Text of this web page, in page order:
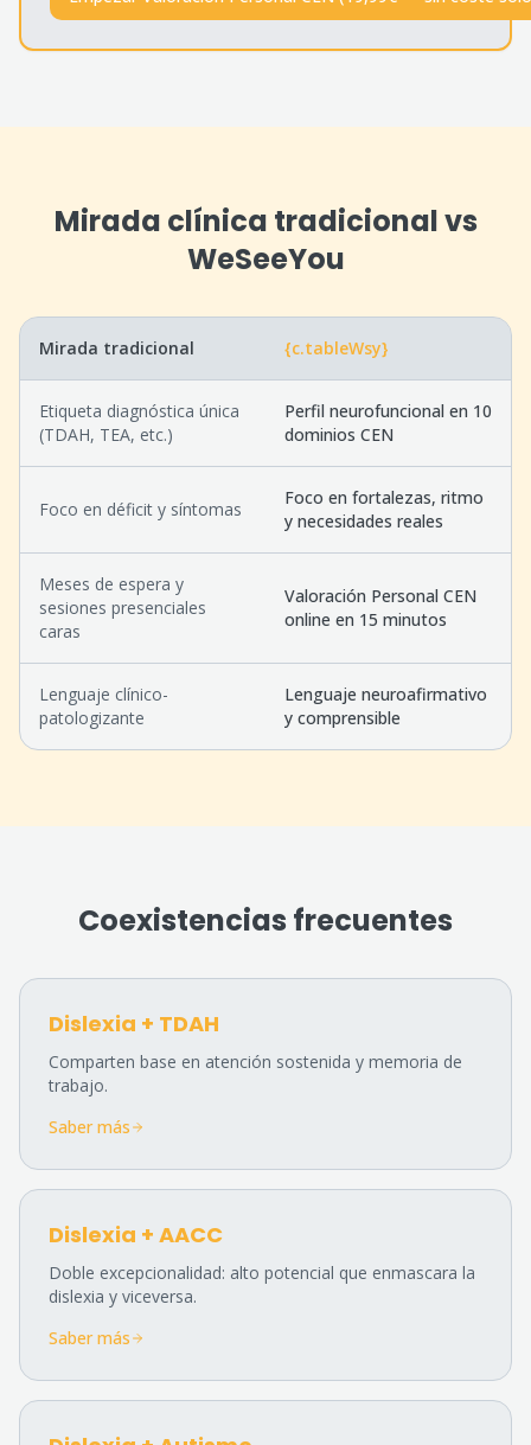
Mirada clínica tradicional vs
WeSeeYou
Mirada tradicional {c.tableWsy}
Etiqueta diagnóstica única
(TDAH, TEA, etc.)
Perfil neurofuncional en 10
dominios CEN
Foco en déficit y síntomas
Foco en fortalezas, ritmo
y necesidades reales
Meses de espera y
sesiones presenciales
caras
Valoración Personal CEN
online en 15 minutos
Lenguaje clínico-
patologizante
Lenguaje neuroafirmativo
y comprensible
Coexistencias frecuentes
Dislexia + TDAH
Comparten base en atención sostenida y memoria de
trabajo.
Saber más
Dislexia + AACC
Doble excepcionalidad: alto potencial que enmascara la
dislexia y viceversa.
Saber más